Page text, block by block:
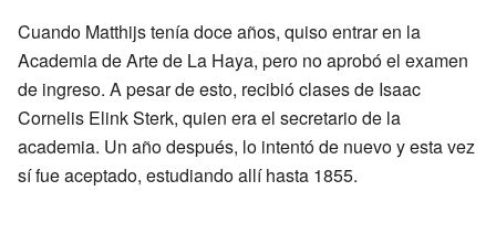
Cuando Matthijs tenía doce años, quiso entrar en la
Academia de Arte de La Haya, pero no aprobó el examen
de ingreso. A pesar de esto, recibió clases de Isaac
Cornelis Elink Sterk, quien era el secretario de la
academia. Un año después, lo intentó de nuevo y esta vez
sí fue aceptado, estudiando allí hasta 1855.